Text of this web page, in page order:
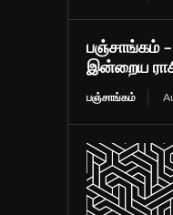
பஞ்சாங்கம் –
இன்றைய
பஞ்சாங்கம்